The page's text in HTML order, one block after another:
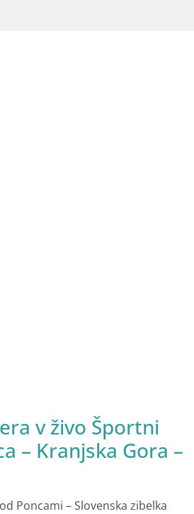
v živo Športni
– Kranjska Gora –
Poncami – Slovenska zibelka